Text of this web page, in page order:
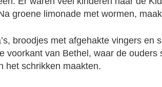
groene limonade met wormen,
broodjes met afgehakte vingers
voorkant van Bethel, waar de
het schrikken maakten.